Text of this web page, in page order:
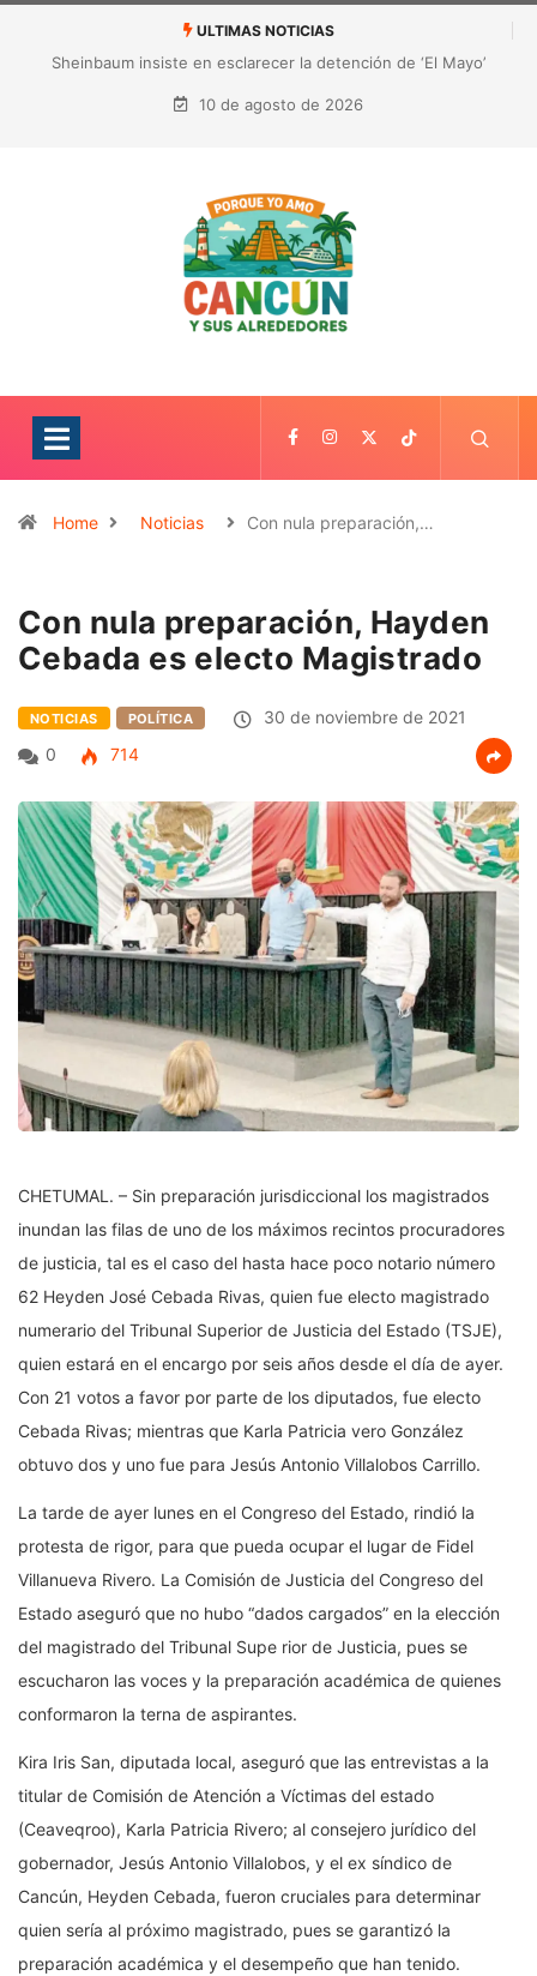
ULTIMAS NOTICIAS
¿Quién es Galita Ari y por qué acusa a RoRo de robar contenido?
La polémica que sacude las redes sociales
10 de agosto de 2026
Home Noticias Con nula preparación,…
Con nula preparación, Hayden
Cebada es electo Magistrado
NOTICIAS POLÍTICA
30 de noviembre de 2021
0
714
CHETUMAL. – Sin preparación jurisdiccional los magistrados
inundan las filas de uno de los máximos recintos procuradores
de justicia, tal es el caso del hasta hace poco notario número
62 Heyden José Cebada Rivas, quien fue electo magistrado
numerario del Tribunal Superior de Justicia del Estado (TSJE),
quien estará en el encargo por seis años desde el día de ayer.
Con 21 votos a favor por parte de los diputados, fue electo
Cebada Rivas; mientras que Karla Patricia vero González
obtuvo dos y uno fue para Jesús Antonio Villalobos Carrillo.
La tarde de ayer lunes en el Congreso del Estado, rindió la
protesta de rigor, para que pueda ocupar el lugar de Fidel
Villanueva Rivero. La Comisión de Justicia del Congreso del
Estado aseguró que no hubo “dados cargados” en la elección
del magistrado del Tribunal Supe rior de Justicia, pues se
escucharon las voces y la preparación académica de quienes
conformaron la terna de aspirantes.
Kira Iris San, diputada local, aseguró que las entrevistas a la
titular de Comisión de Atención a Víctimas del estado
(Ceaveqroo), Karla Patricia Rivero; al consejero jurídico del
gobernador, Jesús Antonio Villalobos, y el ex síndico de
Cancún, Heyden Cebada, fueron cruciales para determinar
quien sería al próximo magistrado, pues se garantizó la
preparación académica y el desempeño que han tenido.